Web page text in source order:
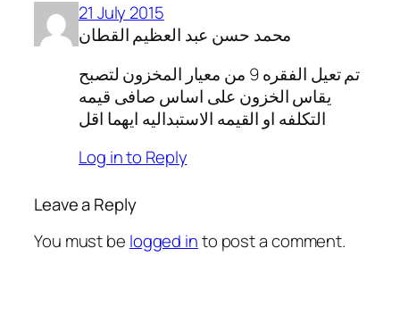
21 July 2015
محمد حسن عبد العظيم القطان
تم تعيل الفقره 9 من معيار المخزون لتصبح
يقاس الخزون على اساس صافى قيمه
التكلفه او القيمه الاستبداليه ايهما اقل
Log in to Reply
Leave a Reply
You must be logged into post a comment.